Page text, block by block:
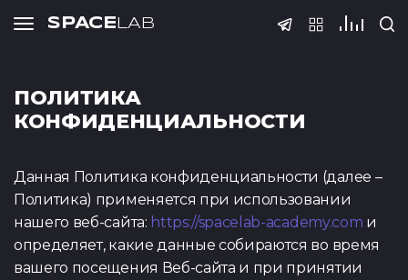
Тест по QA
Тест по
(основы)
SPACE LAB
ПОЛИТИКА
КОНФИДЕНЦИАЛЬНОСТИ
Данная Политика конфиденциальности (далее –
Политика) применяется при использовании
нашего веб-сайта: https://spacelab-academy.com и
определяет, какие данные собираются во время
вашего посещения Веб-сайта и при принятии